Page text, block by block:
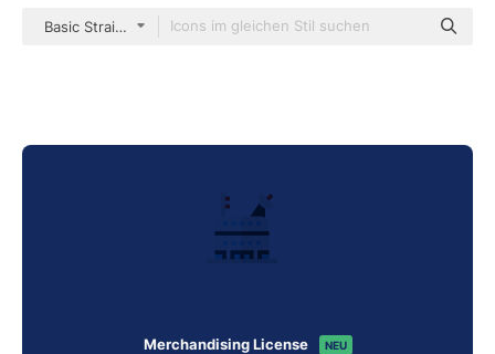
Basic Straight Flat
Merchandising License NEU